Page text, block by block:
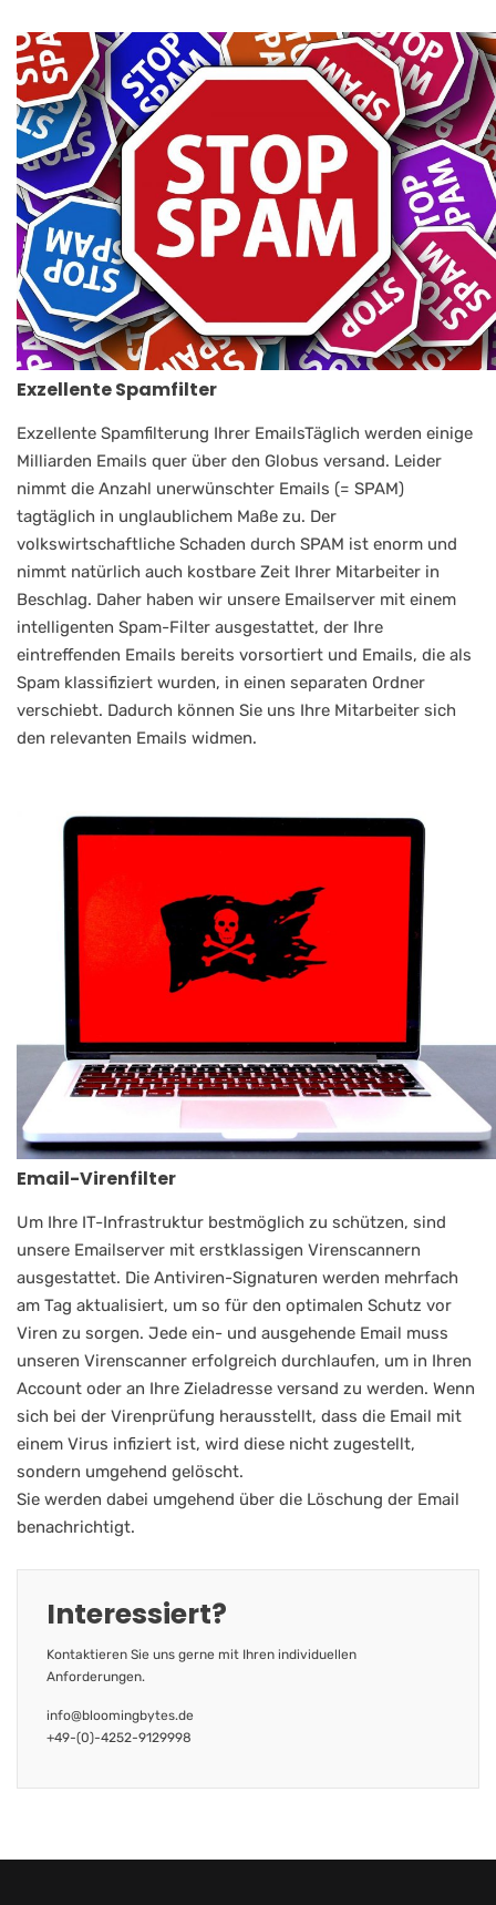
Exzellente Spamfilter
Exzellente Spamfilterung Ihrer EmailsTäglich werden einige
Milliarden Emails quer über den Globus versand. Leider
nimmt die Anzahl unerwünschter Emails (= SPAM)
tagtäglich in unglaublichem Maße zu. Der
volkswirtschaftliche Schaden durch SPAM ist enorm und
nimmt natürlich auch kostbare Zeit Ihrer Mitarbeiter in
Beschlag. Daher haben wir unsere Emailserver mit einem
intelligenten Spam-Filter ausgestattet, der Ihre
eintreffenden Emails bereits vorsortiert und Emails, die als
Spam klassifiziert wurden, in einen separaten Ordner
verschiebt. Dadurch können Sie uns Ihre Mitarbeiter sich
den relevanten Emails widmen.
Email-Virenfilter
Um Ihre IT-Infrastruktur bestmöglich zu schützen, sind
unsere Emailserver mit erstklassigen Virenscannern
ausgestattet. Die Antiviren-Signaturen werden mehrfach
am Tag aktualisiert, um so für den optimalen Schutz vor
Viren zu sorgen. Jede ein- und ausgehende Email muss
unseren Virenscanner erfolgreich durchlaufen, um in Ihren
Account oder an Ihre Zieladresse versand zu werden. Wenn
sich bei der Virenprüfung herausstellt, dass die Email mit
einem Virus infiziert ist, wird diese nicht zugestellt,
sondern umgehend gelöscht.
Sie werden dabei umgehend über die Löschung der Email
benachrichtigt.
Interessiert?
Kontaktieren Sie uns gerne mit Ihren individuellen
Anforderungen.
info@bloomingbytes.de
+49-(0)-4252-9129998